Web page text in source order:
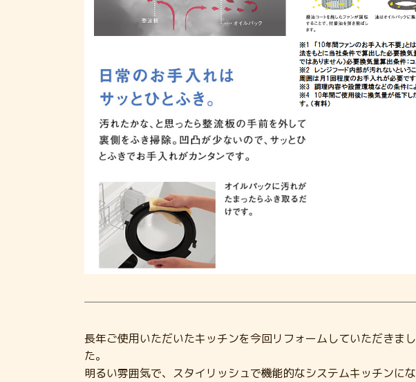
長年ご使用いただいたキッチンを今回リフォームしていただきまし
た。
明るい雰囲気で、スタイリッシュで機能的なシステムキッチンにな